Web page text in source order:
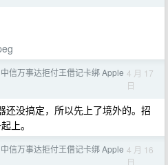
中信万事达拒付王借记卡绑 Apple 4 月 17
日
还没搞定，所以先上了境外的。招
上。
中信万事达拒付王借记卡绑 Apple 4 月 16
日